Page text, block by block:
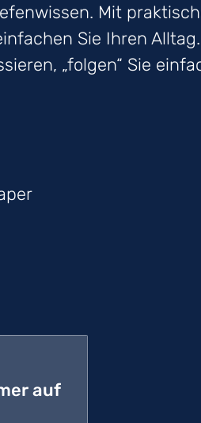
Mit
Sie Ihren Alltag.
„folgen“ Sie
auf